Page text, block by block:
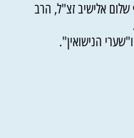
אלישיב זצ"ל, הרב
הנישואין".